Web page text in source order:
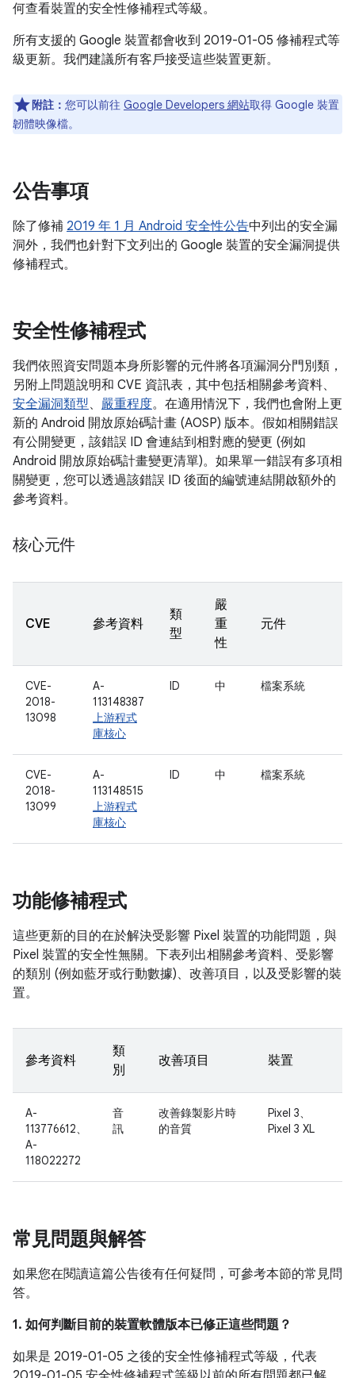
何查看裝置的安全性修補程式等級。
所有支援的 Google 裝置都會收到 2019-01-05 修補程式等
級更新。我們建議所有客戶接受這些裝置更新。
附註： 您可以前往 Google Developers 網站取得 Google 裝置
韌體映像檔。
公告事項
除了修補 2019 年 1 月 Android 安全性公告中列出的安全漏
洞外，我們也針對下文列出的 Google 裝置的安全漏洞提供
修補程式。
安全性修補程式
我們依照資安問題本身所影響的元件將各項漏洞分門別類，
另附上問題說明和 CVE 資訊表，其中包括相關參考資料、
安全漏洞類型、 嚴重程度。在適用情況下，我們也會附上更
新的 Android 開放原始碼計畫 (AOSP) 版本。假如相關錯誤
有公開變更，該錯誤 ID 會連結到相對應的變更 (例如
Android 開放原始碼計畫變更清單)。如果單一錯誤有多項相
關變更，您可以透過該錯誤 ID 後面的編號連結開啟額外的
參考資料。
核心元件
CVE 參考資料
類
型
嚴
重
性
元件
CVE-
2018-
13098
A-
113148387
上游程式
庫核心
ID 中 檔案系統
CVE-
2018-
13099
A-
113148515
上游程式
庫核心
ID 中 檔案系統
功能修補程式
這些更新的目的在於解決受影響 Pixel 裝置的功能問題，與
Pixel 裝置的安全性無關。下表列出相關參考資料、受影響
的類別 (例如藍牙或行動數據)、改善項目，以及受影響的裝
置。
參考資料
類
別
改善項目 裝置
A-
113776612、
A-
118022272
音
訊
改善錄製影片時
的音質
Pixel 3、
Pixel 3 XL
常見問題與解答
如果您在閱讀這篇公告後有任何疑問，可參考本節的常見問
答。
1. 如何判斷目前的裝置軟體版本已修正這些問題？
如果是 2019-01-05 之後的安全性修補程式等級，代表